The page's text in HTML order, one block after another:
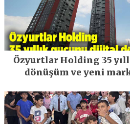
Özyurtlar Holding 35
dönüşüm ve yeni